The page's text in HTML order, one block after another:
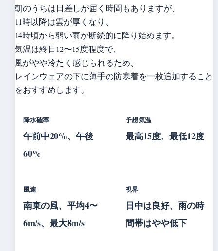
朝のうちは日差しが届く時間もありますが、
11時以降は雲が厚くなり、
14時頃から弱い雨が断続的に降り始めます。
気温は終日12〜15度程度で、
風がやや冷たく感じられるため、
レインウェアの下に薄手の防寒着を一枚追加すること
をおすすめします。
降水確率
午前中20%、午後
60%
予想気温
最高15度、最低12度
風速
南東の風、平均4〜
6m/s、最大8m/s
視界
日中は良好、雨の時
間帯はやや低下